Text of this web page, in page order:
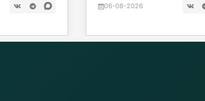
06-08-2026